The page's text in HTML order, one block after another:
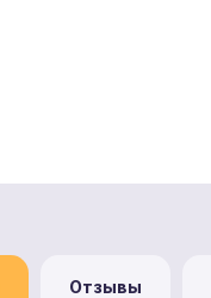
Отзывы